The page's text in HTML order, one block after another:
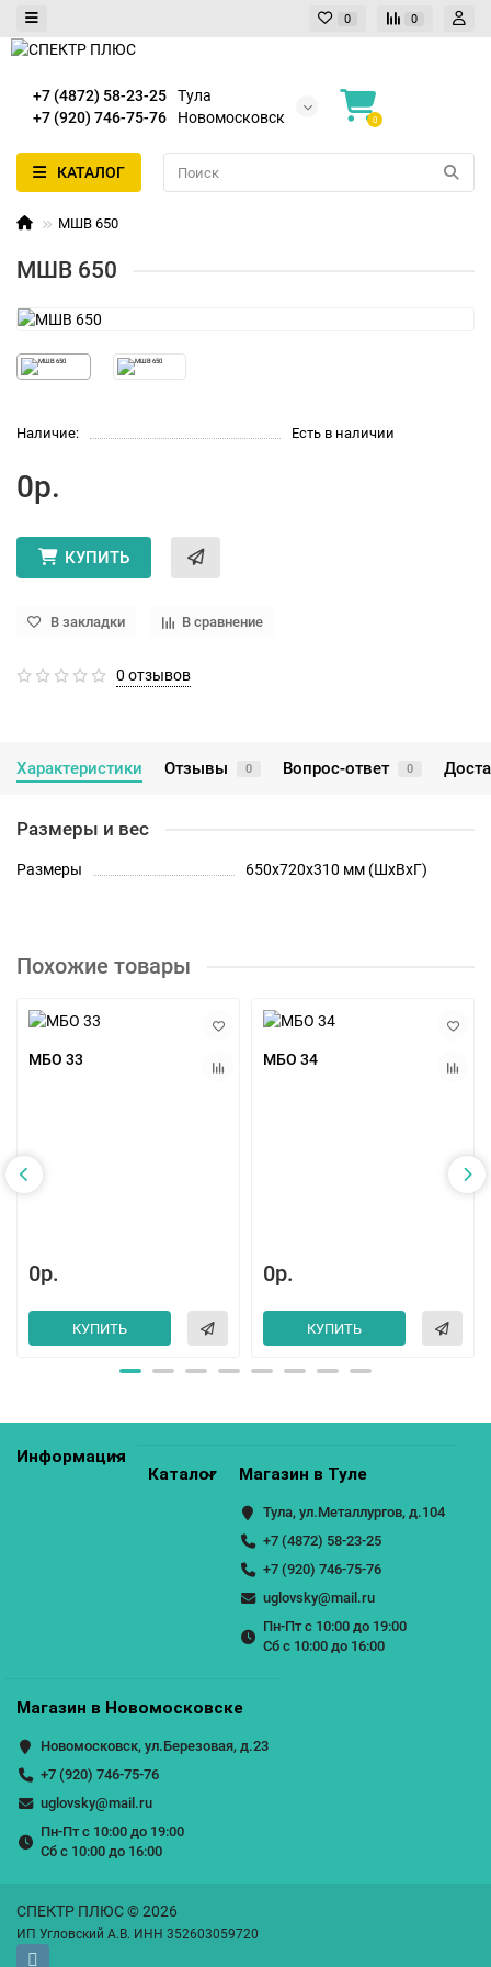
0 0
+7 (4872) 58-23-25
Тула
+7 (920) 746-75-76
Новомосковск 0
КАТАЛОГ
МШВ 650
МШВ 650
Наличие: Есть в наличии
0р.
КУПИТЬ
В закладки В сравнение
0 отзывов
Характеристики Отзывы 0 Вопрос-ответ 0
Размеры и вес
Размеры 650х720х310 мм (ШхВхГ)
Похожие товары
МБО 33
0р.
КУПИТЬ
МБО 34
0р.
КУПИТЬ
Информация
Каталог
Магазин в Туле
Тула, ул.Металлургов, д.104
+7 (4872) 58-23-25
+7 (920) 746-75-76
uglovsky@mail.ru
Пн-Пт с 10:00 до 19:00
Сб с 10:00 до 16:00
Магазин в Новомосковске
Новомосковск, ул.Березовая, д.23
+7 (920) 746-75-76
uglovsky@mail.ru
Пн-Пт с 10:00 до 19:00
Сб с 10:00 до 16:00
СПЕКТР ПЛЮС © 2026
ИП Угловский А.В. ИНН 352603059720